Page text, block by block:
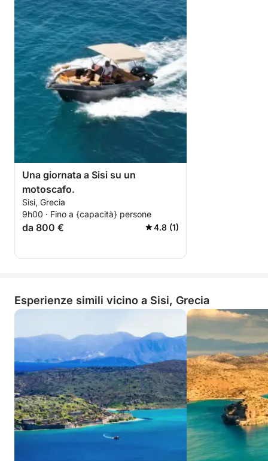
Una giornata a Sisi su un
motoscafo.
Sisi, Grecia
9h00 · Fino a {capacità} persone
da 800 € 4.8 (1)
Esperienze simili vicino a Sisi, Grecia